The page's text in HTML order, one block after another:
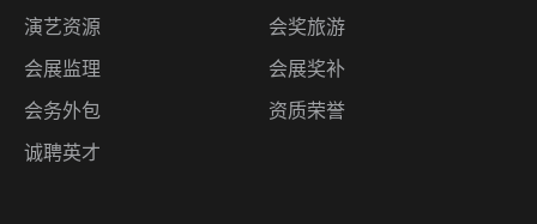
演艺资源
会奖旅游
会展监理
会展奖补
会务外包
资质荣誉
诚聘英才